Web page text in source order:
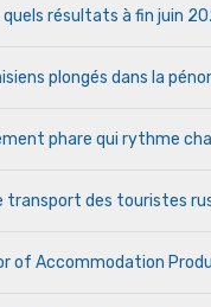
quels résultats à fin juin
plongés dans la
phare qui rythme
transport des touristes
of Accommodation